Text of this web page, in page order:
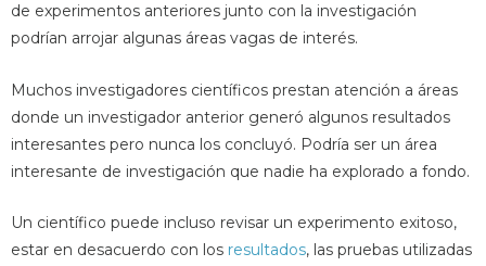
de experimentos anteriores junto con la investigación
podrían arrojar algunas áreas vagas de interés.
Muchos investigadores científicos prestan atención a áreas
donde un investigador anterior generó algunos resultados
interesantes pero nunca los concluyó. Podría ser un área
interesante de investigación que nadie ha explorado a fondo.
Un científico puede incluso revisar un experimento exitoso,
estar en desacuerdo con los resultados, las pruebas utilizadas